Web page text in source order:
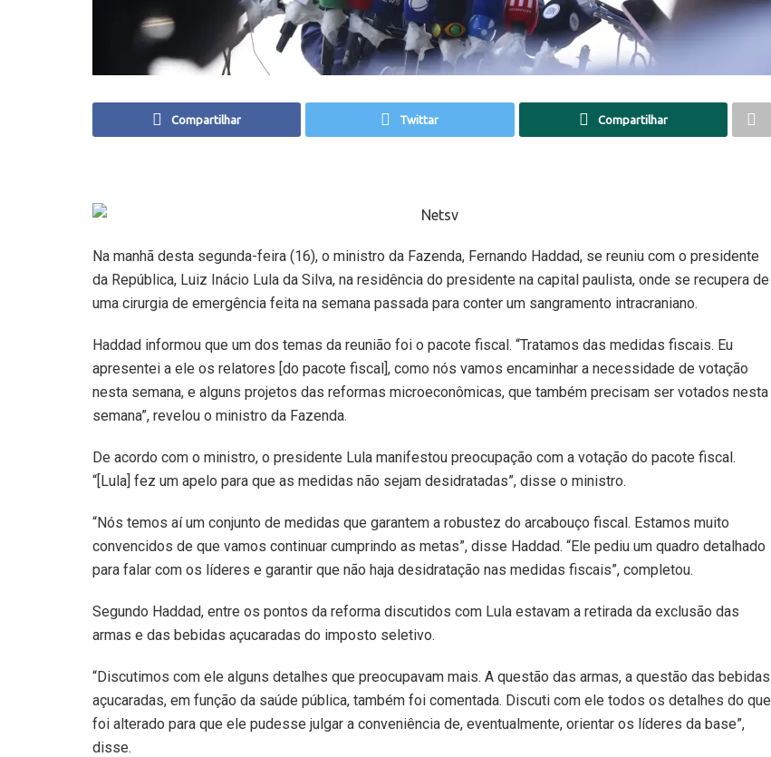
Compartilhar Twittar Compartilhar
Na manhã desta segunda-feira (16), o ministro da Fazenda, Fernando Haddad, se reuniu com o presidente
da República, Luiz Inácio Lula da Silva, na residência do presidente na capital paulista, onde se recupera de
uma cirurgia de emergência feita na semana passada para conter um sangramento intracraniano.
Haddad informou que um dos temas da reunião foi o pacote fiscal. “Tratamos das medidas fiscais. Eu
apresentei a ele os relatores [do pacote fiscal], como nós vamos encaminhar a necessidade de votação
nesta semana, e alguns projetos das reformas microeconômicas, que também precisam ser votados nesta
semana”, revelou o ministro da Fazenda.
De acordo com o ministro, o presidente Lula manifestou preocupação com a votação do pacote fiscal.
“[Lula] fez um apelo para que as medidas não sejam desidratadas”, disse o ministro.
“Nós temos aí um conjunto de medidas que garantem a robustez do arcabouço fiscal. Estamos muito
convencidos de que vamos continuar cumprindo as metas”, disse Haddad. “Ele pediu um quadro detalhado
para falar com os líderes e garantir que não haja desidratação nas medidas fiscais”, completou.
Segundo Haddad, entre os pontos da reforma discutidos com Lula estavam a retirada da exclusão das
armas e das bebidas açucaradas do imposto seletivo.
“Discutimos com ele alguns detalhes que preocupavam mais. A questão das armas, a questão das bebidas
açucaradas, em função da saúde pública, também foi comentada. Discuti com ele todos os detalhes do que
foi alterado para que ele pudesse julgar a conveniência de, eventualmente, orientar os líderes da base”,
disse.